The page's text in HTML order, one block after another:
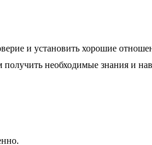
и установить хорошие
необходимые знания и